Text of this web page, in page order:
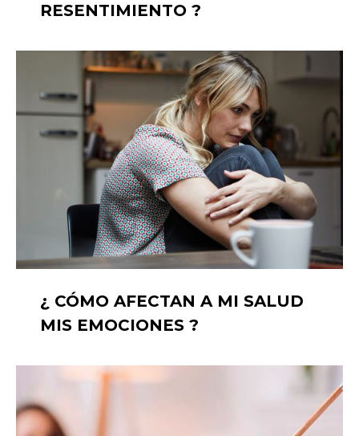
RESENTIMIENTO ?
¿ CÓMO AFECTAN A MI SALUD
MIS EMOCIONES ?